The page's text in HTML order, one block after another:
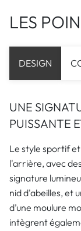
LES
DESIGN
UNE
PUISSANTE
Le style sportif
l'arrière, avec
signature
nid d'abeilles, et
d’une moulure
intègrent